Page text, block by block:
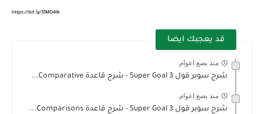
https://bit.ly/31MO4Ik
قد يعجبك ايضا
منذ بضع اعوام
شرح سوبر قول 3 Super Goal - شرح قاعدة Comparative...
منذ بضع اعوام
شرح سوبر قول 3 Super Goal - شرح قاعدة Comparisons...